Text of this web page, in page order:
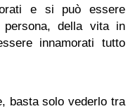
e si può essere
della vita in
innamorati tutto
basta solo vederlo tra